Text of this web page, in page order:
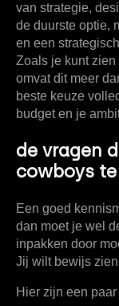
van strategie,
de duurste optie,
en een
Zoals je kunt
omvat dit meer
beste keuze
budget en je
de vragen
cowboys
Een goed
dan moet je wel
inpakken door
Jij wilt bewijs
Hier zijn een